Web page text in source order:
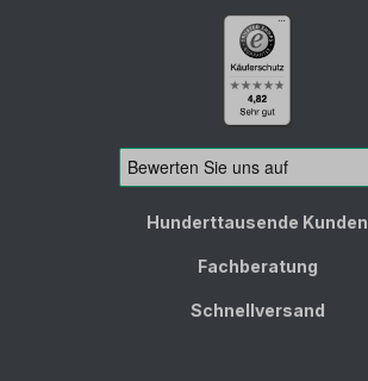
Hunderttausende Kunden
Fachberatung
Schnellversand